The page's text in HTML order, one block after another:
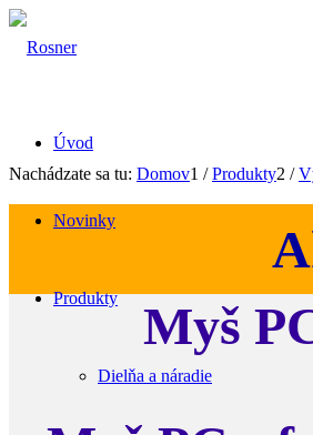
Úvod
Novinky
Produkty
Dielňa a náradie
Nachádzate sa tu: Domov1 / Produkty2 /
Myš